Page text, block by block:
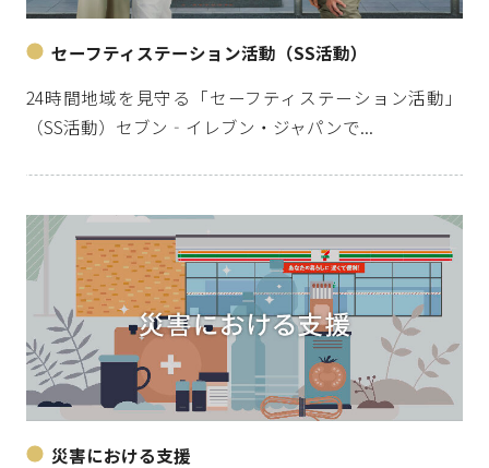
セーフティステーション活動（SS活動）
24時間地域を見守る「セーフティステーション活動」
（SS活動）セブン‐イレブン・ジャパンで...
災害における支援